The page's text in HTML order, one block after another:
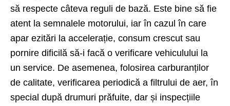
să respecte câteva reguli de bază. Este bine să fie
atent la semnalele motorului, iar în cazul în care
apar ezitări la accelerație, consum crescut sau
pornire dificilă să-i facă o verificare vehiculului la
un service. De asemenea, folosirea carburanților
de calitate, verificarea periodică a filtrului de aer, în
special după drumuri prăfuite, dar și inspecțiile